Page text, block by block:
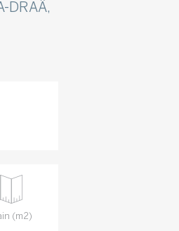
DRAÂ,
(m2)